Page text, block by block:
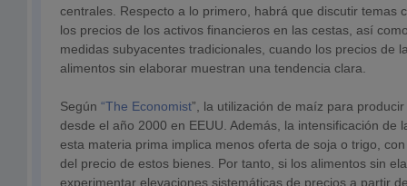
centrales. Respecto a lo primero, habrá que discutir temas
los precios de los activos financieros en las cestas, así
medidas subyacentes tradicionales, cuando los precios de
alimentos sin elaborar muestran una tendencia clara.
Según “The Economist”, la utilización de maíz para
desde el año 2000 en EEUU. Además, la intensificación de
esta materia prima implica menos oferta de soja o trigo,
del precio de estos bienes. Por tanto, si los alimentos sin
experimentar elevaciones sistemáticas de precios a partir